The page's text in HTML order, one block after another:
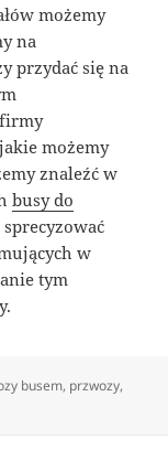
możemy
na
przydać się na
możemy
znaleźć w
busy do
w
tym
busem, przwozy,